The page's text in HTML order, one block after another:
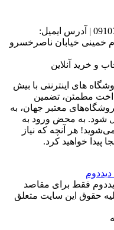
| آدرس ایمیل:
خمینی خیابان ناصرخسرو
و خرید آنلاین
های اینترنتی با بیش
مطمئن، تضمین
معتبر جهان، به
شود. به محض ورود به
هر آنچه که نیاز
پیدا خواهید کرد.
فقط برای مقاصد
حقوق این سایت متعلق